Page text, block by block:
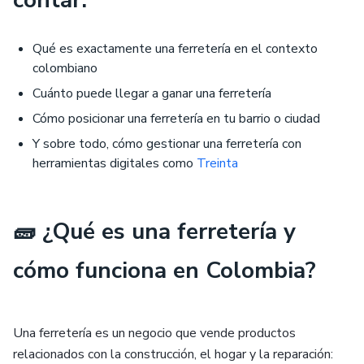
Qué es exactamente una ferretería en el contexto
colombiano
Cuánto puede llegar a ganar una ferretería
Cómo posicionar una ferretería en tu barrio o ciudad
Y sobre todo, cómo gestionar una ferretería con
herramientas digitales como Treinta
🧱 ¿Qué es una ferretería y
cómo funciona en Colombia?
Una ferretería es un negocio que vende productos
relacionados con la construcción, el hogar y la reparación: